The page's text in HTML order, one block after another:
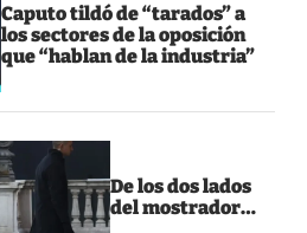
Caputo tildó de “tarados” a
los sectores de la oposición
que “hablan de la industria”
De los dos lados
del mostrador…